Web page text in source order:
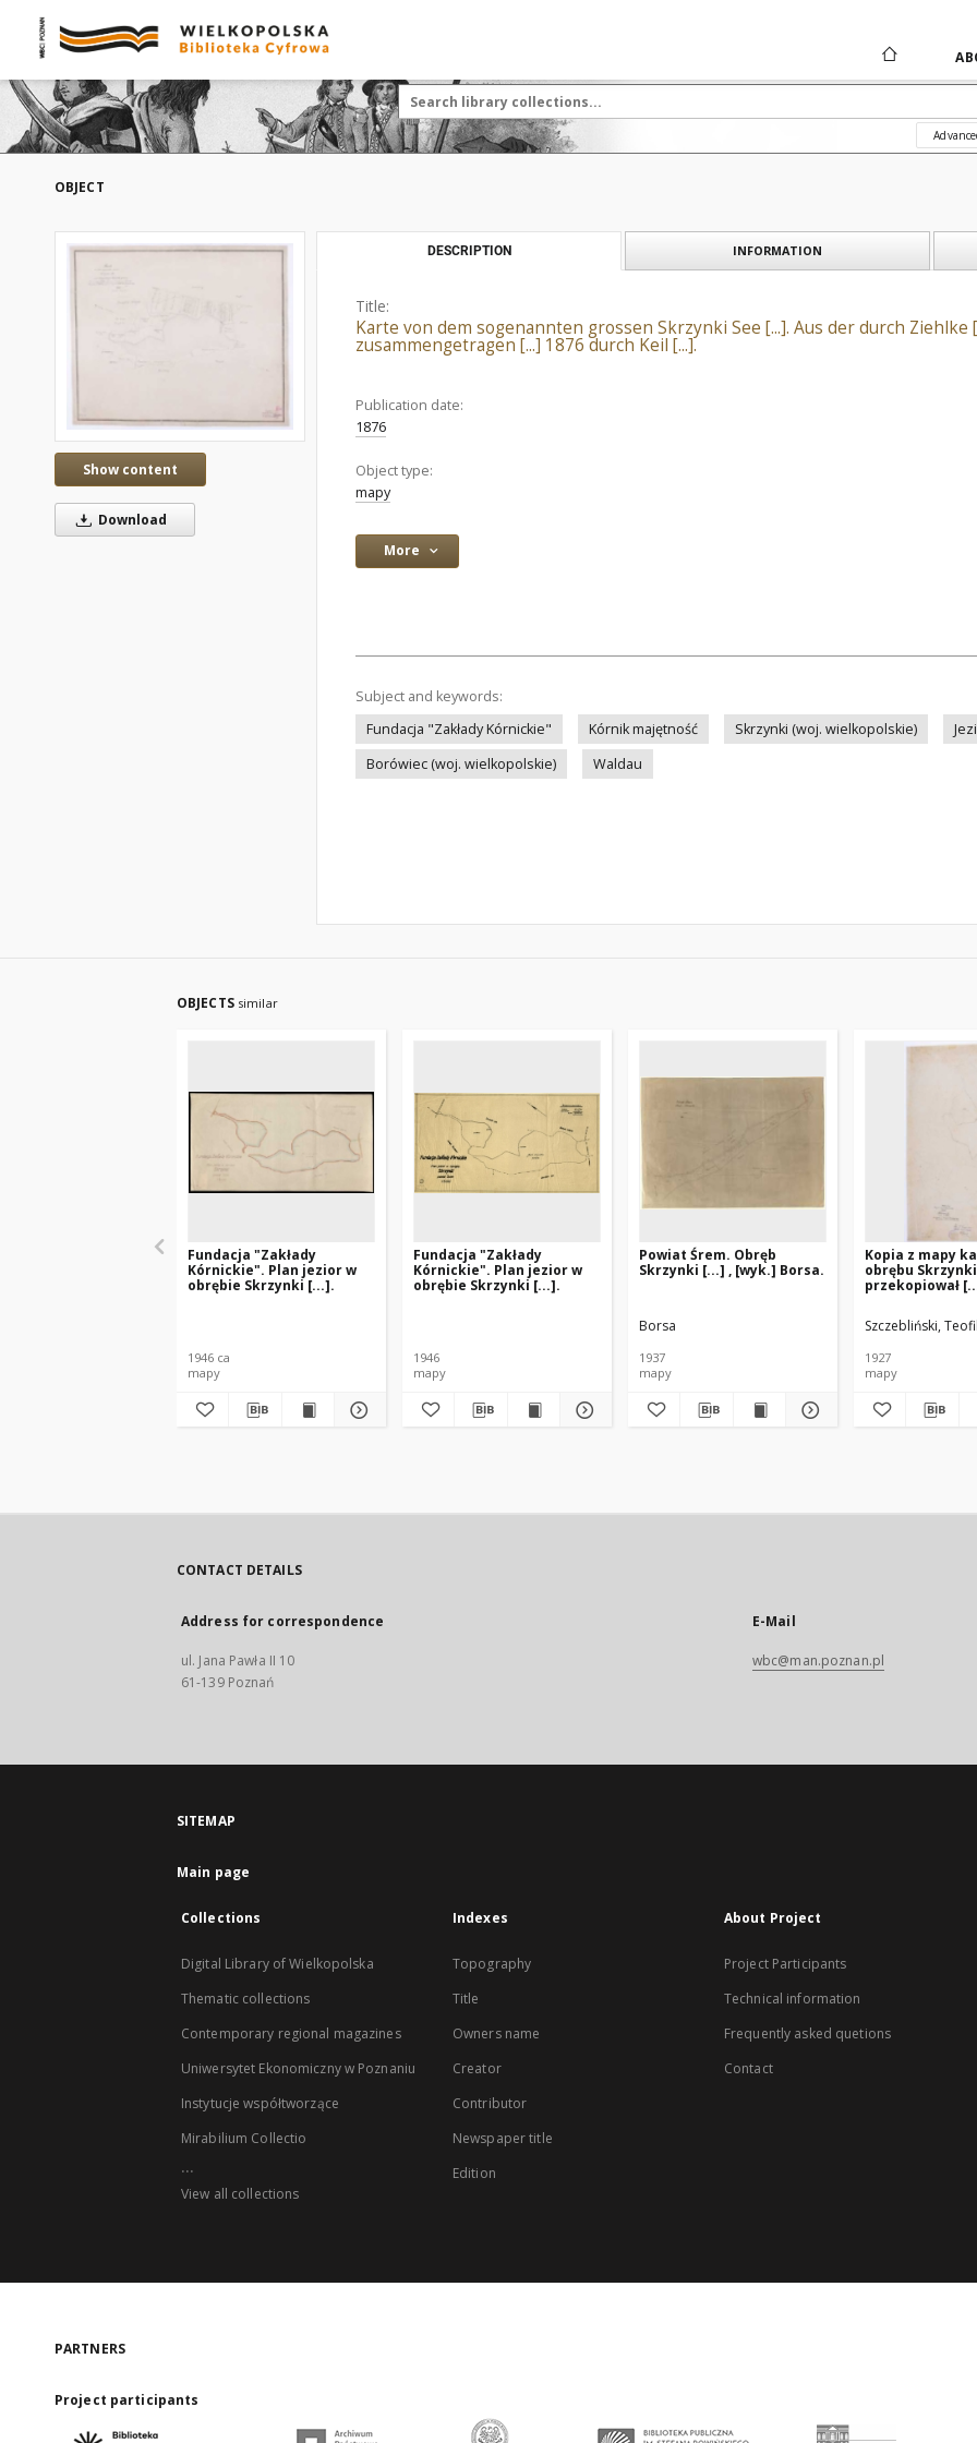
OBJECT
Show content
Download
DESCRIPTION INFORMATION
Title:
Karte von dem sogenannten grossen Skrzynki See [...]. Aus der durch
zusammengetragen [...] 1876 durch Keil [...].
Publication date:
1876
Object type:
mapy
More
Subject and keywords:
Fundacja "Zakłady Kórnickie"
Kórnik majętność Skrzynki (woj. wielkopolskie)
Borówiec (woj. wielkopolskie)
Waldau
OBJECTS similar
Fundacja "Zakłady
Kórnickie". Plan jezior w
obrębie Skrzynki [...].
1946 ca
mapy
Fundacja "Zakłady
Kórnickie". Plan jezior w
obrębie Skrzynki [...].
1946
mapy
Powiat Śrem. Obręb
Skrzynki [...] , [wyk.] Borsa.
Borsa
1937
mapy
Kopia z mapy
obrębu
przekopiował
Szczebliński, Teofil
1927
mapy
CONTACT DETAILS
Address for correspondence
ul. Jana Pawła II 10
61-139 Poznań
E-Mail
wbc@man.poznan.pl
SITEMAP
Main page
Collections
Digital Library of Wielkopolska
Thematic collections
Contemporary regional magazines
Uniwersytet Ekonomiczny w Poznaniu
Instytucje współtworzące
Mirabilium Collectio
...
View all collections
Indexes
Topography
Title
Owners name
Creator
Contributor
Newspaper title
Edition
About Project
Project Participants
Technical information
Frequently asked quetions
Contact
PARTNERS
Project participants